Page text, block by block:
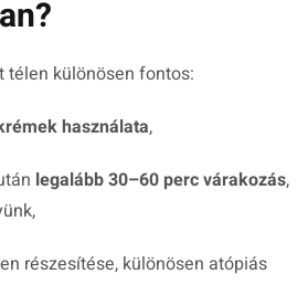
télen különösen fontos:
használata,
legalább 30–60 perc várakozás,
részesítése, különösen atópiás